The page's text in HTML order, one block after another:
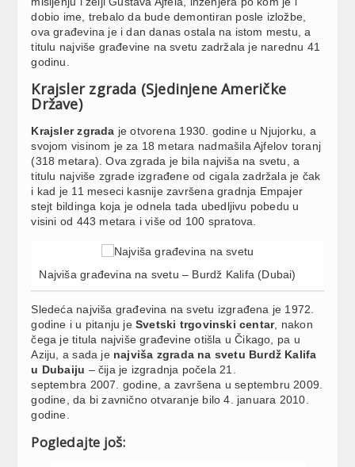
dobio ime, trebalo da bude demontiran posle izložbe,
ova građevina je i dan danas ostala na istom mestu, a
titulu najviše građevine na svetu zadržala je narednu 41
godinu.
Krajsler zgrada (Sjedinjene Američke
Države)
Krajsler zgrada je otvorena 1930. godine u Njujorku, a
svojom visinom je za 18 metara nadmašila Ajfelov toranj
(318 metara). Ova zgrada je bila najviša na svetu, a
titulu najviše zgrade izgrađene od cigala zadržala je čak
i kad je 11 meseci kasnije završena gradnja Empajer
stejt bildinga koja je odnela tada ubedljivu pobedu u
visini od 443 metara i više od 100 spratova.
Najviša građevina na svetu – Burdž Kalifa (Dubai)
Sledeća najviša građevina na svetu izgrađena je 1972.
godine i u pitanju jeSvetski trgovinski centar, nakon
čega je titula najviše građevine otišla u Čikago, pa u
Aziju, a sada je najviša zgrada na svetu Burdž Kalifa
u Dubaiju – čija je izgradnja počela 21.
septembra 2007. godine, a završena u septembru 2009.
godine, da bi zavnično otvaranje bilo 4. januara 2010.
godine.
Pogledajte još: